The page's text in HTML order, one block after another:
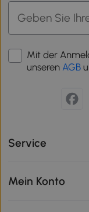
Mit der
unseren AGB
Service
Mein Konto